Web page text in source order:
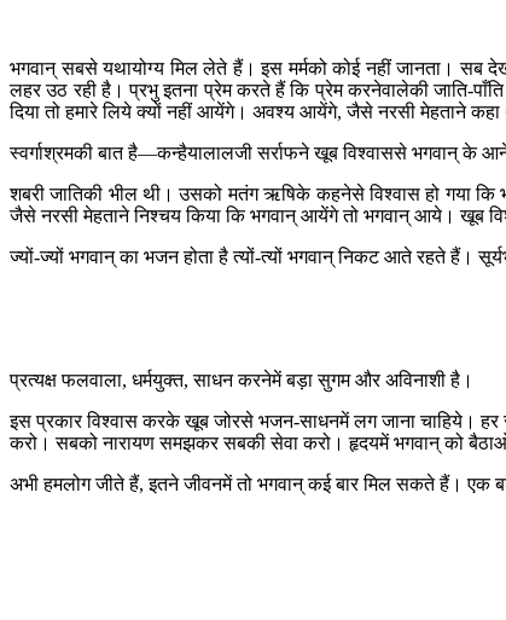
भगवान् सबसे यथायोग्य मिल लेते हैं। इस मर्मको कोई नहीं जानता।
लहर उठ रही है। प्रभु इतना प्रेम करते हैं कि प्रेम करनेवालेकी जाति-
दिया तो हमारे लिये क्यों नहीं आयेंगे। अवश्य आयेंगे, जैसे नरसी मेहताने
स्वर्गाश्रमकी बात है—कन्हैयालालजी सर्राफने खूब विश्वाससे भगवान् के
शबरी जातिकी भील थी। उसको मतंग ऋषिके कहनेसे विश्वास हो गया कि
जैसे नरसी मेहताने निश्चय किया कि भगवान् आयेंगे तो भगवान् आये। खूब
ज्यों-ज्यों भगवान् का भजन होता है त्यों-त्यों भगवान् निकट आते रहते हैं।
प्रत्यक्ष फलवाला, धर्मयुक्त, साधन करनेमें बड़ा सुगम और अविनाशी है।
इस प्रकार विश्वास करके खूब जोरसे भजन-साधनमें लग जाना चाहिये।
करो। सबको नारायण समझकर सबकी सेवा करो। हृदयमें भगवान् को
अभी हमलोग जीते हैं, इतने जीवनमें तो भगवान् कई बार मिल सकते हैं। एक